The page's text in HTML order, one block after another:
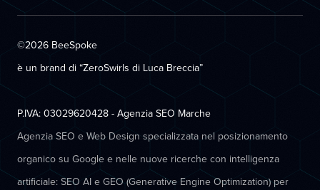
©2026 BeeSpoke
è un brand di “ZeroSwirls di Luca Breccia”
P.IVA: 03029620428 - Agenzia SEO Marche
Agenzia SEO e Web Design specializzata nel posizionamento
organico su Google e nelle nuove ricerche con intelligenza
artificiale: SEO AI e GEO (Generative Engine Optimization) per